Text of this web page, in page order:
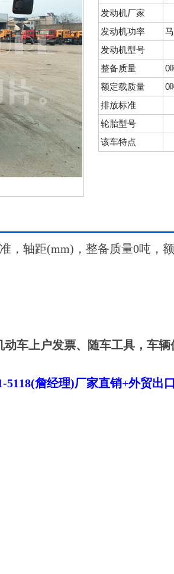
发动机厂家
发动机功率
发动机型号
整备质量
0
额定载质量
0
排放标准
轮胎型号
该车特点
，轴距(mm)，整备质量0吨，
车上户发票、随车工具，车
詹经理)厂家直销+外贸出口